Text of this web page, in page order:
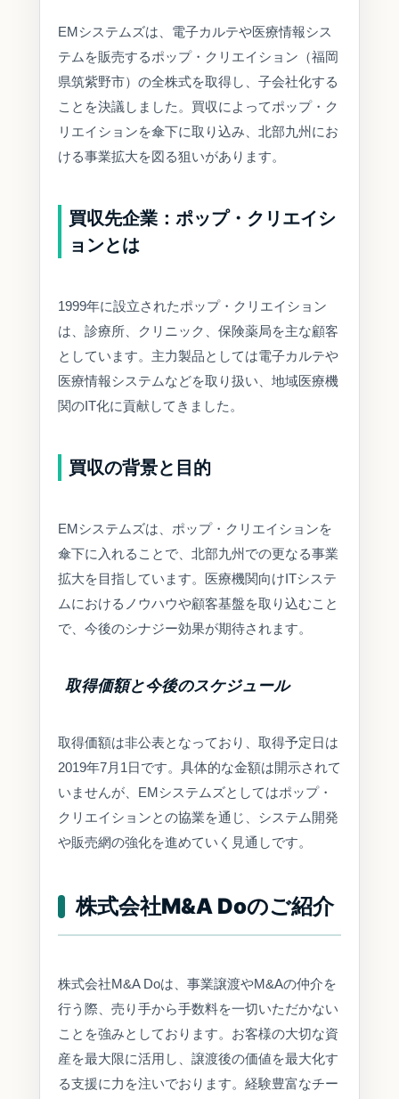
EMシステムズは、電子カルテや医療情報シス
テムを販売するポップ・クリエイション（福岡
県筑紫野市）の全株式を取得し、子会社化する
ことを決議しました。買収によってポップ・ク
リエイションを傘下に取り込み、北部九州にお
ける事業拡大を図る狙いがあります。
買収先企業：ポップ・クリエイシ
ョンとは
1999年に設立されたポップ・クリエイション
は、診療所、クリニック、保険薬局を主な顧客
としています。主力製品としては電子カルテや
医療情報システムなどを取り扱い、地域医療機
関のIT化に貢献してきました。
買収の背景と目的
EMシステムズは、ポップ・クリエイションを
傘下に入れることで、北部九州での更なる事業
拡大を目指しています。医療機関向けITシステ
ムにおけるノウハウや顧客基盤を取り込むこと
で、今後のシナジー効果が期待されます。
取得価額と今後のスケジュール
取得価額は非公表となっており、取得予定日は
2019年7月1日です。具体的な金額は開示されて
いませんが、EMシステムズとしてはポップ・
クリエイションとの協業を通じ、システム開発
や販売網の強化を進めていく見通しです。
株式会社M&A Doのご紹介
株式会社M&A Doは、事業譲渡やM&Aの仲介を
行う際、売り手から手数料を一切いただかない
ことを強みとしております。お客様の大切な資
産を最大限に活用し、譲渡後の価値を最大化す
る支援に力を注いでおります。経験豊富なチー